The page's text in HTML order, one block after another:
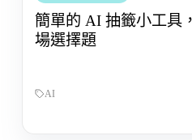
簡單的 AI 抽籤小工具
場選擇題
AI